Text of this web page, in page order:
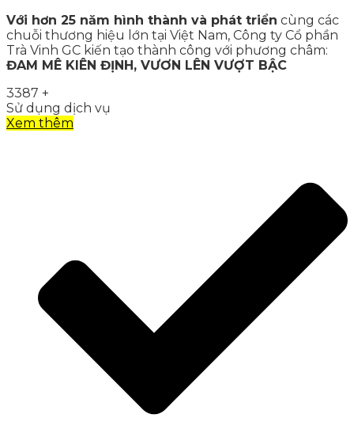
Với hơn 25 năm hình thành và phát triển cùng các
chuỗi thương hiệu lớn tại Việt Nam, Công ty Cổ phần
Trà Vinh GC kiến tạo thành công với phương châm:
ĐAM MÊ KIÊN ĐỊNH, VƯƠN LÊN VƯỢT BẬC
3387 +
Sử dụng dịch vụ
Xem thêm